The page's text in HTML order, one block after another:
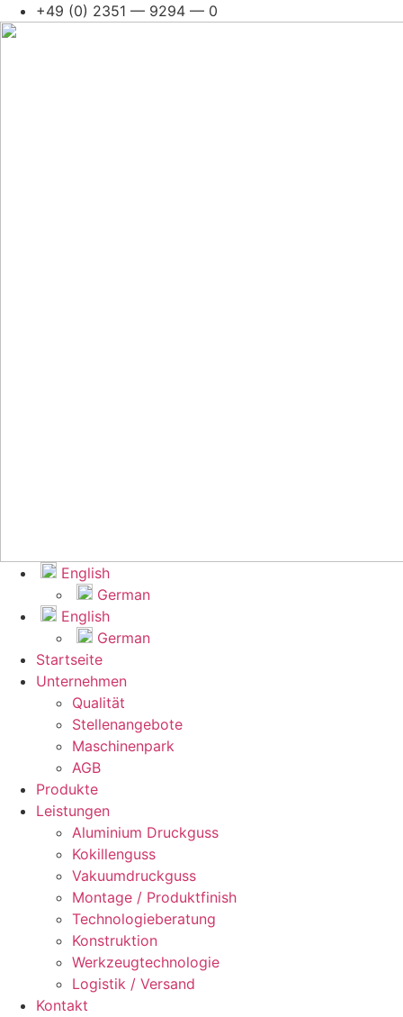
Skip
to
+49 (0) 2351 — 9294 — 0
Eng­lish
Ger­man
Eng­lish
Ger­man
Start­sei­te
Unter­neh­men
Qua­li­tät
Stel­len­an­ge­bo­te
Maschi­nen­park
AGB
Pro­duk­te
Leis­tun­gen
Alu­mi­ni­um Druck­guss
Kokil­len­guss
Vaku­um­druck­guss
Mon­ta­ge / Pro­dukt­fi­nish
Tech­no­lo­gie­be­ra­tung
Kon­struk­ti­on
Werk­zeug­tech­no­lo­gie
Logis­tik / Ver­sand
Kon­takt